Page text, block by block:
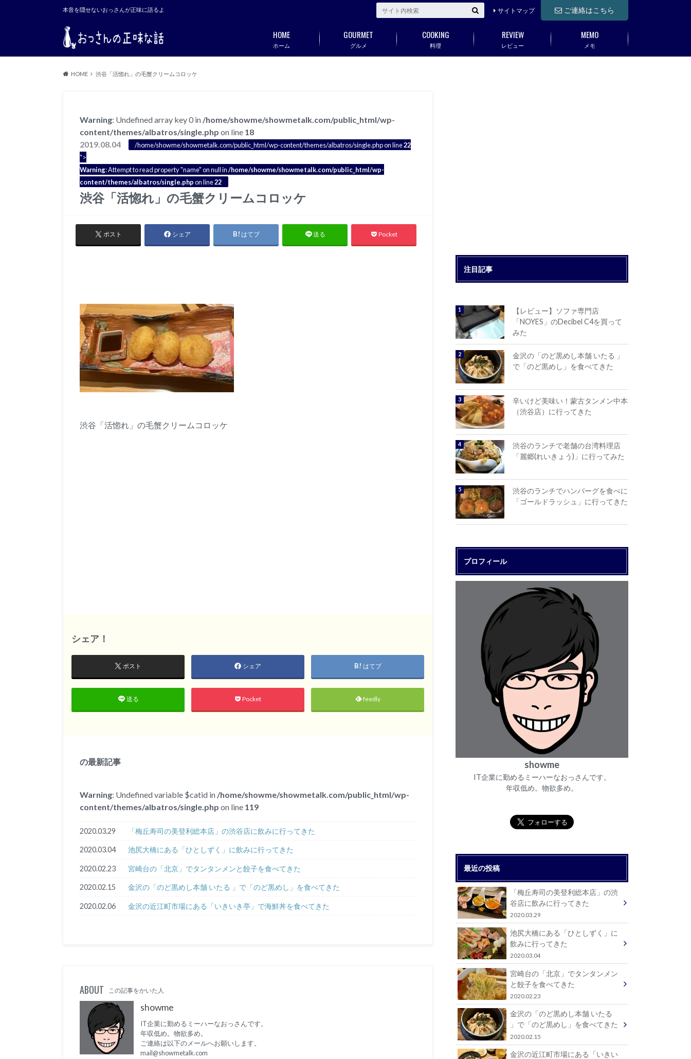
本音を隠せないおっさんが正味に語るよ ご連絡はこちら
サイトマップ
ホーム
HOME
グルメ
GOURMET
料理
COOKING
レビュー
REVIEW
メモ
MEMO
HOME 渋谷「活惚れ」の毛蟹クリームコロッケ
Warning: Undefined array key 0 in /home/showme/showmetalk.com/public_html/wp-
content/themes/albatros/single.php on line 18
2019.08.04
/home/showme/showmetalk.com/public_html/wp-content/themes/albatros/single.php on line22
">
Warning: Attempt to read property "name" on null in /home/showme/showmetalk.com/public_html/wp-
content/themes/albatros/single.phpon line22
渋谷「活惚れ」の毛蟹クリームコロッケ
ポスト シェア はてブ 送る Pocket
渋谷「活惚れ」の毛蟹クリームコロッケ
シェア！
ポスト シェア はてブ
送る Pocket feedly
の最新記事
Warning: Undefined variable $catid in /home/showme/showmetalk.com/public_html/wp-
content/themes/albatros/single.php on line 119
2020.03.29 「梅丘寿司の美登利総本店」の渋谷店に飲みに行ってきた
2020.03.04 池尻大橋にある「ひとしずく」に飲みに行ってきた
2020.02.23 宮崎台の「北京」でタンタンメンと餃子を食べてきた
2020.02.15 金沢の「のど黒めし本舗 いたる 」で「のど黒めし」を食べてきた
2020.02.06 金沢の近江町市場にある「いきいき亭」で海鮮丼を食べてきた
ABOUT この記事をかいた人
showme
IT企業に勤めるミーハーなおっさんです。
年収低め。物欲多め。
ご連絡は以下のメールへお願いします。
mail@showmetalk.com
注目記事
【レビュー】ソファ専門店
「NOYES」のDecibel C4を買って
みた
金沢の「のど黒めし本舗 いたる 」
で「のど黒めし」を食べてきた
辛いけど美味い！蒙古タンメン中本
（渋谷店）に行ってきた
渋谷のランチで老舗の台湾料理店
「麗郷(れいきょう)」に行ってみた
渋谷のランチでハンバーグを食べに
「ゴールドラッシュ」に行ってきた
プロフィール
showme
IT企業に勤めるミーハーなおっさんです。
年収低め。物欲多め。
最近の投稿
「梅丘寿司の美登利総本店」の渋
谷店に飲みに行ってきた
2020.03.29
池尻大橋にある「ひとしずく」に
飲みに行ってきた
2020.03.04
宮崎台の「北京」でタンタンメン
と餃子を食べてきた
2020.02.23
金沢の「のど黒めし本舗 いたる
」で「のど黒めし」を食べてきた
2020.02.15
金沢の近江町市場にある「いきい